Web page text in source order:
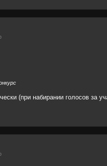
(при набирании голосов за